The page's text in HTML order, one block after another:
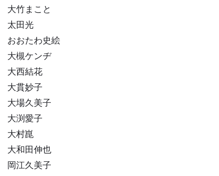
大竹まこと
太田光
おおたわ史絵
大槻ケンヂ
大西結花
大貫妙子
大場久美子
大渕愛子
大村崑
大和田伸也
岡江久美子